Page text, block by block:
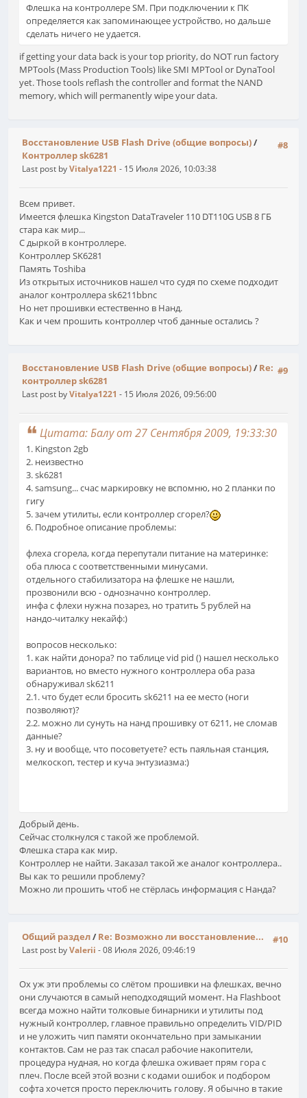
Флешка на контроллере SM. При подключении к ПК
определяется как запоминающее устройство, но дальше
сделать ничего не удается.
if getting your data back is your top priority, do NOT run factory
MPTools (Mass Production Tools) like SMI MPTool or DynaTool
yet. Those tools reflash the controller and format the NAND
memory, which will permanently wipe your data.
#8
Восстановление USB Flash Drive (общие вопросы)/
Контроллер sk6281
Last post byVitalya1221 - 15 Июля 2026, 10:03:38
Всем привет.
Имеется флешка Kingston DataTraveler 110 DT110G USB 8 ГБ
стара как мир...
С дыркой в контроллере.
Контроллер SK6281
Память Toshiba
Из открытых источников нашел что судя по схеме подходит
аналог контроллера sk6211bbnc
Но нет прошивки естественно в Нанд.
Как и чем прошить контроллер чтоб данные остались ?
#9
Восстановление USB Flash Drive (общие вопросы)/ Re:
контроллер sk6281
Last post byVitalya1221 - 15 Июля 2026, 09:56:00
Цитата: Балу от 27 Сентября 2009, 19:33:30
1. Kingston 2gb
2. неизвестно
3. sk6281
4. samsung... счас маркировку не вспомню, но 2 планки по
гигу
5. зачем утилиты, если контроллер сгорел?
6. Подробное описание проблемы:
флеха сгорела, когда перепутали питание на материнке:
оба плюса с соответственными минусами.
отдельного стабилизатора на флешке не нашли,
прозвонили всю - однозначно контроллер.
инфа с флехи нужна позарез, но тратить 5 рублей на
нандо-читалку некайф:)
вопросов несколько:
1. как найти донора? по таблице vid pid () нашел несколько
вариантов, но вместо нужного контроллера оба раза
обнаруживал sk6211
2.1. что будет если бросить sk6211 на ее место (ноги
позволяют)?
2.2. можно ли сунуть на нанд прошивку от 6211, не сломав
данные?
3. ну и вообще, что посоветуете? есть паяльная станция,
мелкоскоп, тестер и куча энтузиазма:)
Добрый день.
Сейчас столкнулся с такой же проблемой.
Флешка стара как мир.
Контроллер не найти. Заказал такой же аналог контроллера..
Вы как то решили проблему?
Можно ли прошить чтоб не стёрлась информация с Нанда?
#10
Общий раздел/ Re: Возможно ли восстановление...
Last post byValerii - 08 Июля 2026, 09:46:19
Ох уж эти проблемы со слётом прошивки на флешках, вечно
они случаются в самый неподходящий момент. На Flashboot
всегда можно найти толковые бинарники и утилиты под
нужный контроллер, главное правильно определить VID/PID
и не уложить чип памяти окончательно при замыкании
контактов. Сам не раз так спасал рабочие накопители,
процедура нудная, но когда флешка оживает прям гора с
плеч. После всей этой возни с кодами ошибок и подбором
софта хочется просто переключить голову. Я обычно в такие